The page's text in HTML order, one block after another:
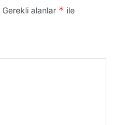
Gerekli alanlar * ile